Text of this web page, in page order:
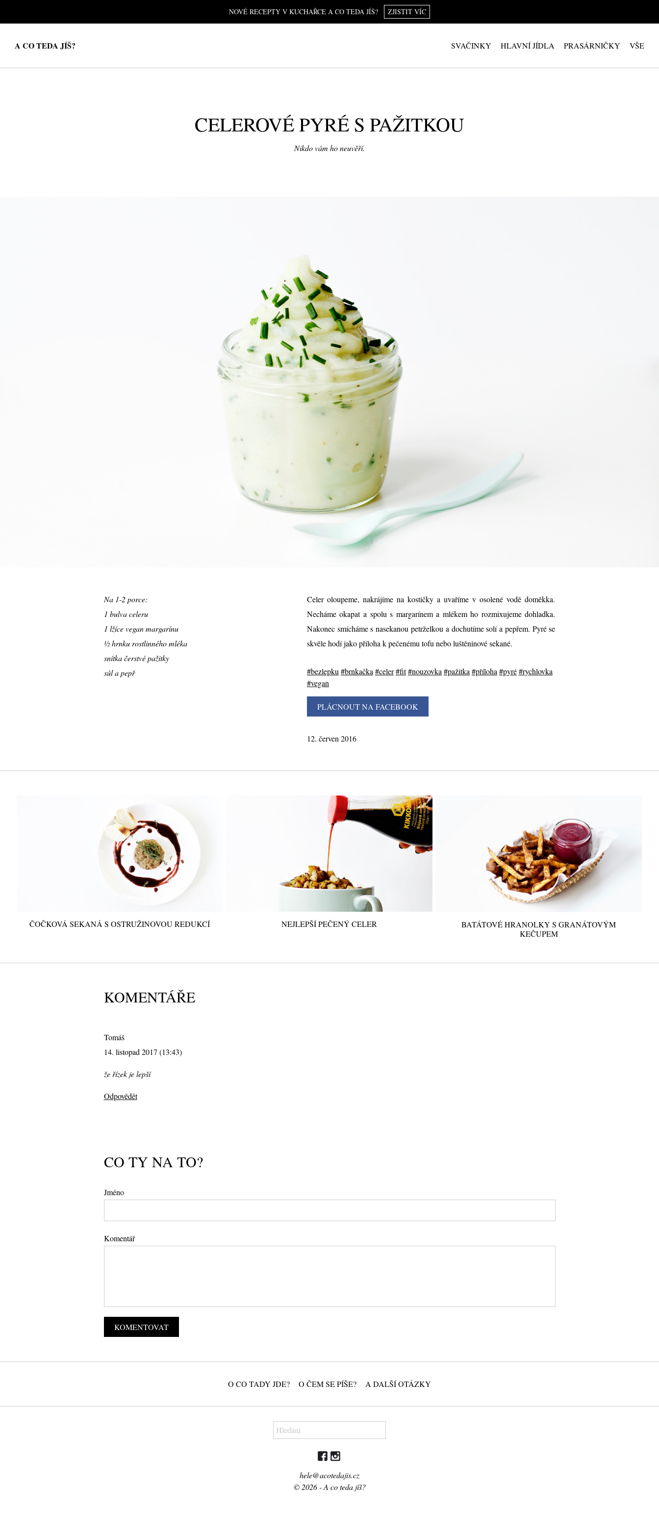
NOVÉ RECEPTY V KUCHAŘCE A CO TEDA JÍŠ? ZJISTIT VÍC
A CO TEDA JÍŠ? SVAČINKY HLAVNÍ JÍDLA PRASÁRNIČKY VŠE
CELEROVÉ PYRÉ S PAŽITKOU
Nikdo vám ho neuvěří.
Na 1-2 porce:
1 bulva celeru
1 lžíce vegan margarínu
½ hrnku rostlinného mléka
snítka čerstvé pažitky
sůl a pepř
Celer oloupeme, nakrájíme na kostičky a uvaříme v osolené vodě doměkka.
Necháme okapat a spolu s margarínem a mlékem ho rozmixujeme dohladka.
Nakonec smícháme s nasekanou petrželkou a dochutíme solí a pepřem. Pyré se
skvěle hodí jako příloha k pečenému tofu nebo luštěninové sekané.
#bezlepku #brnkačka #celer#fit#nouzovka #pažitka #příloha #pyré#rychlovka
#vegan
12. červen 2016
ČOČKOVÁ SEKANÁ S OSTRUŽINOVOU REDUKCÍ NEJLEPŠÍ PEČENÝ CELER
BATÁTOVÉ HRANOLKY S GRANÁTOVÝM
KEČUPEM
KOMENTÁŘE
Tomáš
14. listopad 2017 (13:43)
že řízek je lepší
Odpovědět
CO TY NA TO?
Jméno
Komentář
O CO TADY JDE? O ČEM SE PÍŠE? A DALŠÍ OTÁZKY
hele@acotedajis.cz
© 2026 - A co teda jíš?